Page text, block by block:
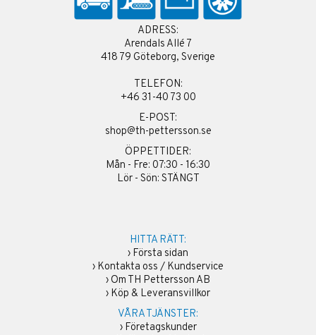
ADRESS:
Arendals Allé 7
418 79 Göteborg, Sverige
TELEFON:
+46 31-40 73 00
E-POST:
shop@th-pettersson.se
ÖPPETTIDER:
Mån - Fre: 07:30 - 16:30
Lör - Sön: STÄNGT
HITTA RÄTT:
› Första sidan
› Kontakta oss / Kundservice
› Om TH Pettersson AB
› Köp & Leveransvillkor
VÅRA TJÄNSTER:
› Företagskunder